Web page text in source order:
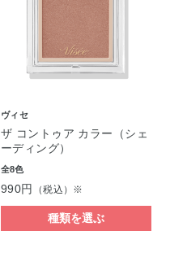
ヴィセ
ザ コントゥア カラー（シェ
ーディング）
全8色
990円 （税込）※
種類を選ぶ